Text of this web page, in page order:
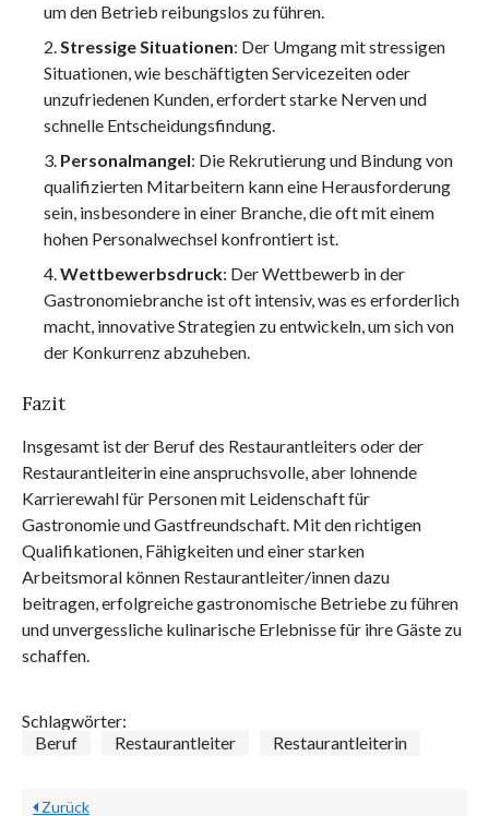
um den Betrieb reibungslos zu führen.
Stressige Situationen: Der Umgang mit stressigen
Situationen, wie beschäftigten Servicezeiten oder
unzufriedenen Kunden, erfordert starke Nerven und
schnelle Entscheidungsfindung.
Personalmangel: Die Rekrutierung und Bindung von
qualifizierten Mitarbeitern kann eine Herausforderung
sein, insbesondere in einer Branche, die oft mit einem
hohen Personalwechsel konfrontiert ist.
Wettbewerbsdruck: Der Wettbewerb in der
Gastronomiebranche ist oft intensiv, was es erforderlich
macht, innovative Strategien zu entwickeln, um sich von
der Konkurrenz abzuheben.
Fazit
Insgesamt ist der Beruf des Restaurantleiters oder der
Restaurantleiterin eine anspruchsvolle, aber lohnende
Karrierewahl für Personen mit Leidenschaft für
Gastronomie und Gastfreundschaft. Mit den richtigen
Qualifikationen, Fähigkeiten und einer starken
Arbeitsmoral können Restaurantleiter/innen dazu
beitragen, erfolgreiche gastronomische Betriebe zu führen
und unvergessliche kulinarische Erlebnisse für ihre Gäste zu
schaffen.
Schlagwörter:
Beruf
Restaurantleiter Restaurantleiterin
Zurück